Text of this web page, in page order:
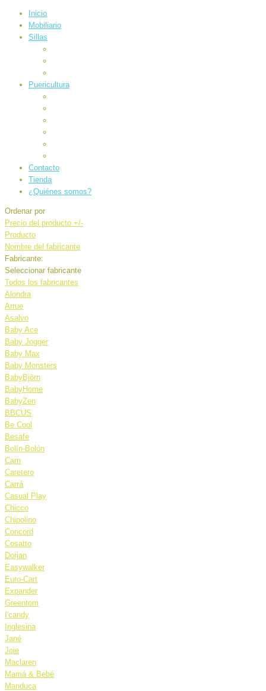
Inicio
Mobiliario
Sillas
Puericultura
Contacto
Tienda
¿Quiénes somos?
Ordenar por
Precio del producto +/-
Producto
Nombre del fabricante
Fabricante:
Seleccionar fabricante
Todos los fabricantes
Alondra
Arrue
Asalvo
Baby Ace
Baby Jogger
Baby Max
Baby Monsters
BabyBjörn
BabyHome
BabyZen
BBCUS
Be Cool
Besafe
Bolín-Bolón
Cam
Caretero
Carrá
Casual Play
Chicco
Chipolino
Concord
Cosatto
Dorjan
Easywalker
Euro-Cart
Expander
Greentom
I'candy
Inglesina
Jané
Joie
Maclaren
Mamá & Bebé
Manduca